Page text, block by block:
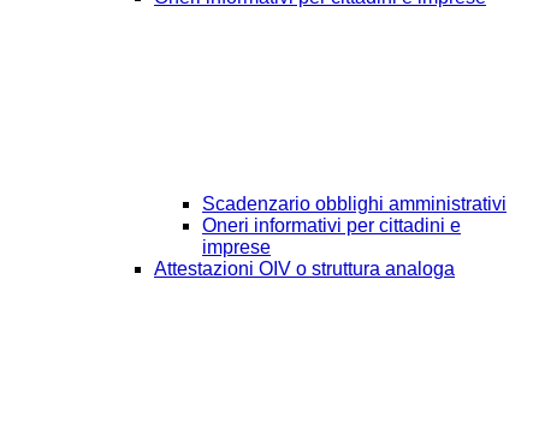
Scadenzario obblighi amministrativi
Oneri informativi per cittadini e
imprese
Attestazioni OIV o struttura analoga